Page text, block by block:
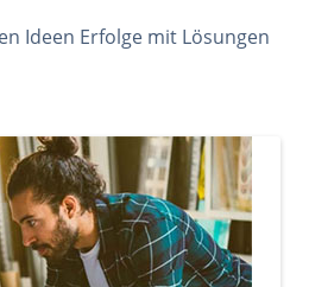
Ideen Erfolge mit Lösungen